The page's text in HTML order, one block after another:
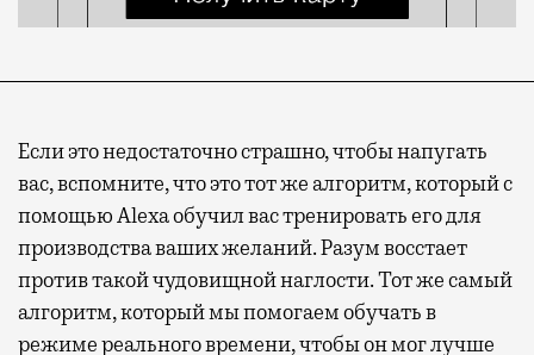
Если это недостаточно страшно, чтобы напугать
вас, вспомните, что это тот же алгоритм, который с
помощью Alexa обучил вас тренировать его для
производства ваших желаний. Разум восстает
против такой чудовищной наглости. Тот же самый
алгоритм, который мы помогаем обучать в
режиме реального времени, чтобы он мог лучше